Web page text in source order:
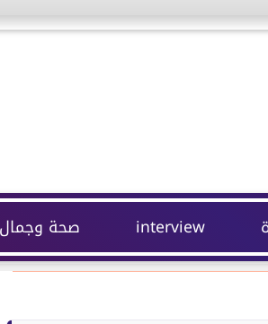
interview صحة وجمال